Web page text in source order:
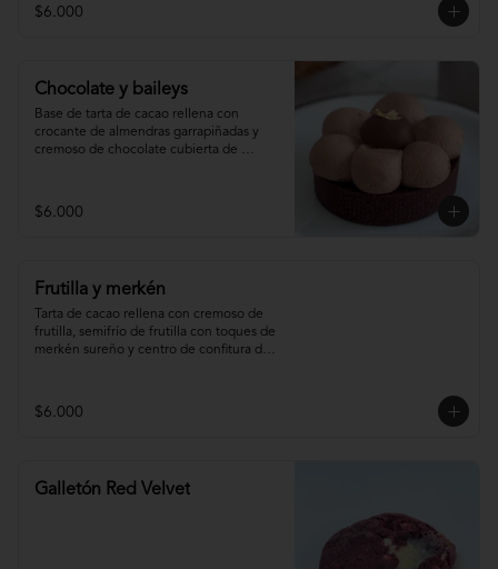
$6.000
Chocolate y baileys
Base de tarta de cacao rellena con
crocante de almendras garrapiñadas y
cremoso de chocolate cubierta de
$6.000
Frutilla y merkén
Tarta de cacao rellena con cremoso de
frutilla, semifrío de frutilla con toques de
merkén sureño y centro de confitura de
$6.000
Galletón Red Velvet